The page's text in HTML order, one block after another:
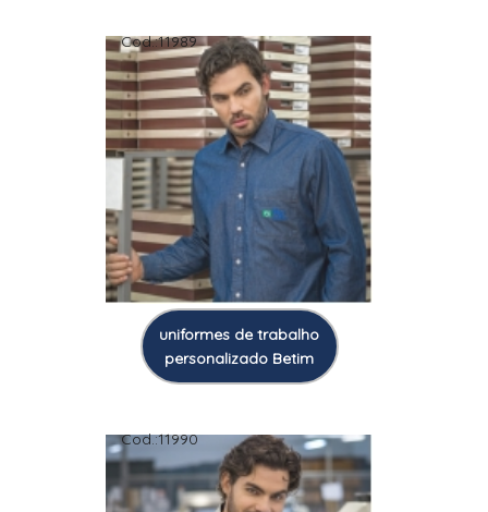
Cod.:11989
uniformes de trabalho
personalizado Betim
Cod.:11990